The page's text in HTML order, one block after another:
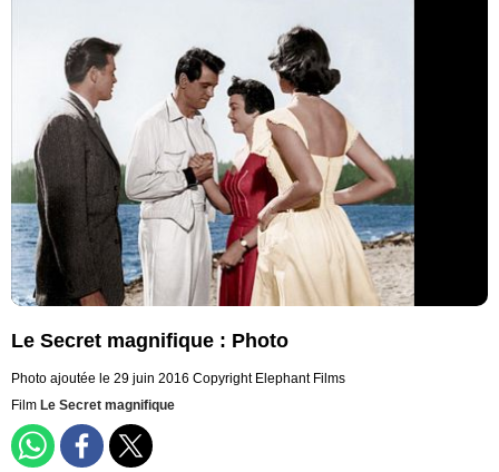
Le Secret magnifique : Photo
Photo ajoutée le 29 juin 2016 Copyright Elephant Films
Film Le Secret magnifique